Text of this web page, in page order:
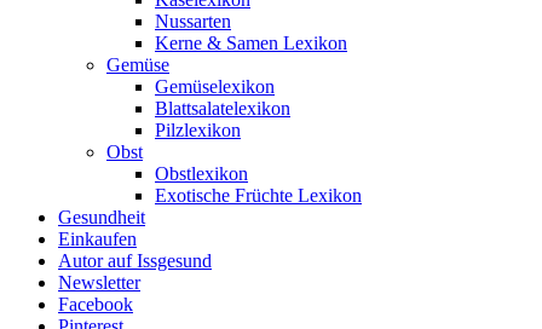
Nussarten
Kerne & Samen Lexikon
Gemüse
Gemüselexikon
Blattsalatelexikon
Pilzlexikon
Obst
Obstlexikon
Exotische Früchte Lexikon
Gesundheit
Einkaufen
Autor auf Issgesund
Newsletter
Facebook